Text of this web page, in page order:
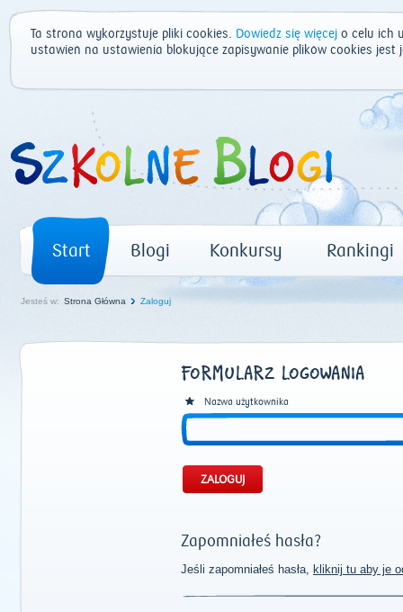
Ta strona wykorzystuje pliki cookies. Dowiedz się więcej o celu ich
ustawień na ustawienia blokujące zapisywanie plików cookies
Start Blogi Konkursy Rankingi
Jesteś w: Strona Główna Zaloguj
FORMULARZ LOGOWANIA
Nazwa użytkownika
Zapomniałeś hasła?
Jeśli zapomniałeś hasła, kliknij tu aby je